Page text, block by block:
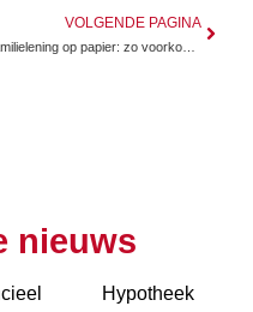
VOLGENDE PAGINA
Familielening op papier: zo voorkom je ruzie en problemen met de fiscus
nieuws
Hypotheek